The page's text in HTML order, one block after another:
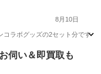
8月10日
ラボグッズの2セット分です
伺い＆即買取も